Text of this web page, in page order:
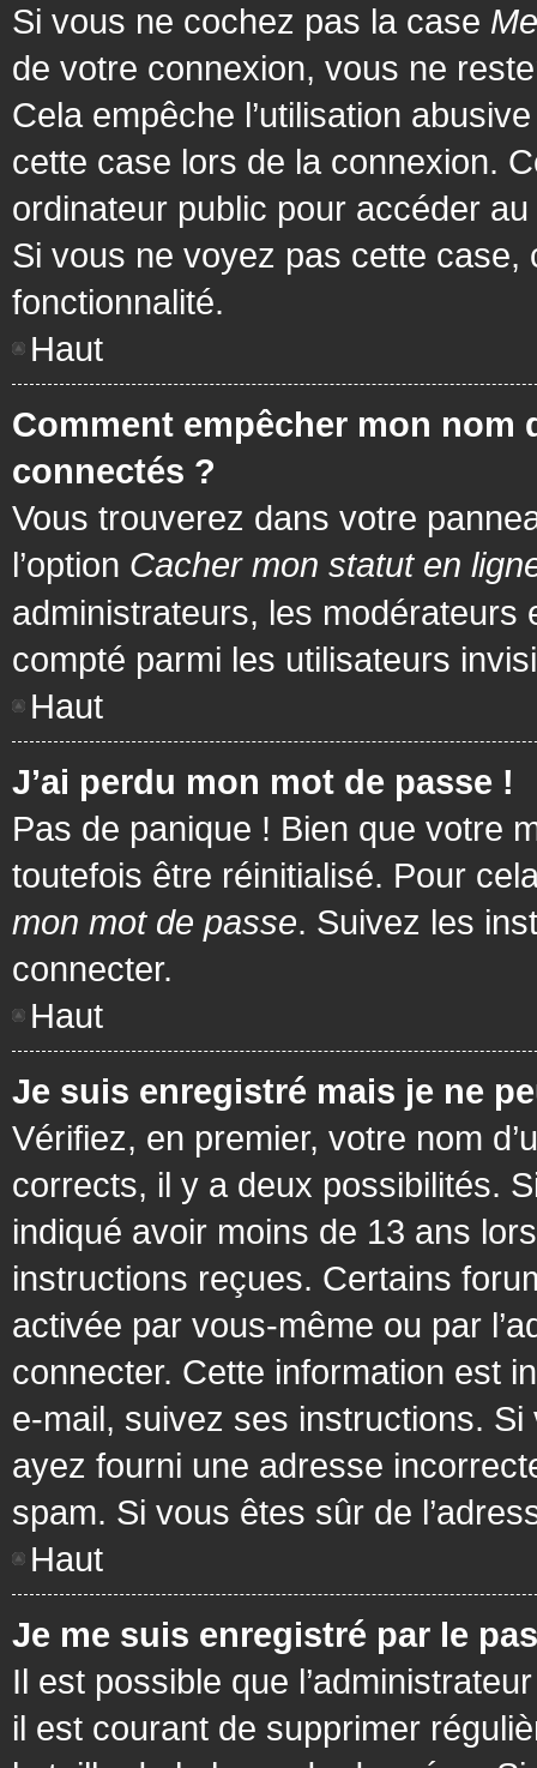
Si vous ne cochez pas la case
de votre connexion, vous ne
Cela empêche l’utilisation
cette case lors de la connexion.
ordinateur public pour accéder
Si vous ne voyez pas cette case,
fonctionnalité.
Haut
Comment empêcher mon nom
connectés ?
Vous trouverez dans votre
l’option Cacher mon statut en
administrateurs, les
compté parmi les utilisateurs
Haut
J’ai perdu mon mot de passe !
Pas de panique ! Bien que votre
toutefois être réinitialisé. Pour
mon mot de passe. Suivez les
connecter.
Haut
Je suis enregistré mais je ne
Vérifiez, en premier, votre nom
corrects, il y a deux possibilités.
indiqué avoir moins de 13 ans
instructions reçues. Certains
activée par vous-même ou par
connecter. Cette information est
e-mail, suivez ses instructions. Si
ayez fourni une adresse
spam. Si vous êtes sûr de
Haut
Je me suis enregistré par le
Il est possible que
il est courant de supprimer